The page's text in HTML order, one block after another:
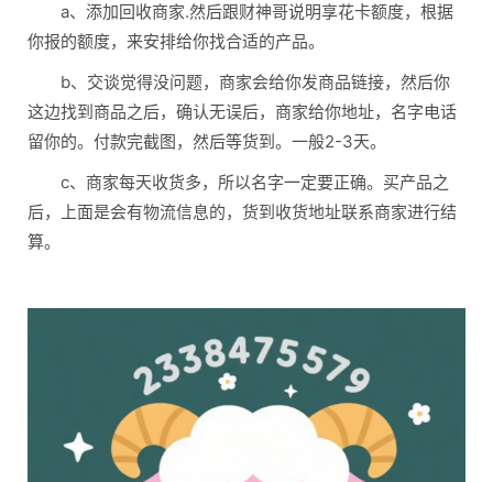
a、添加回收商家.然后跟财神哥说明享花卡额度，根据
你报的额度，来安排给你找合适的产品。
b、交谈觉得没问题，商家会给你发商品链接，然后你
这边找到商品之后，确认无误后，商家给你地址，名字电话
留你的。付款完截图，然后等货到。一般2-3天。
c、商家每天收货多，所以名字一定要正确。买产品之
后，上面是会有物流信息的，货到收货地址联系商家进行结
算。